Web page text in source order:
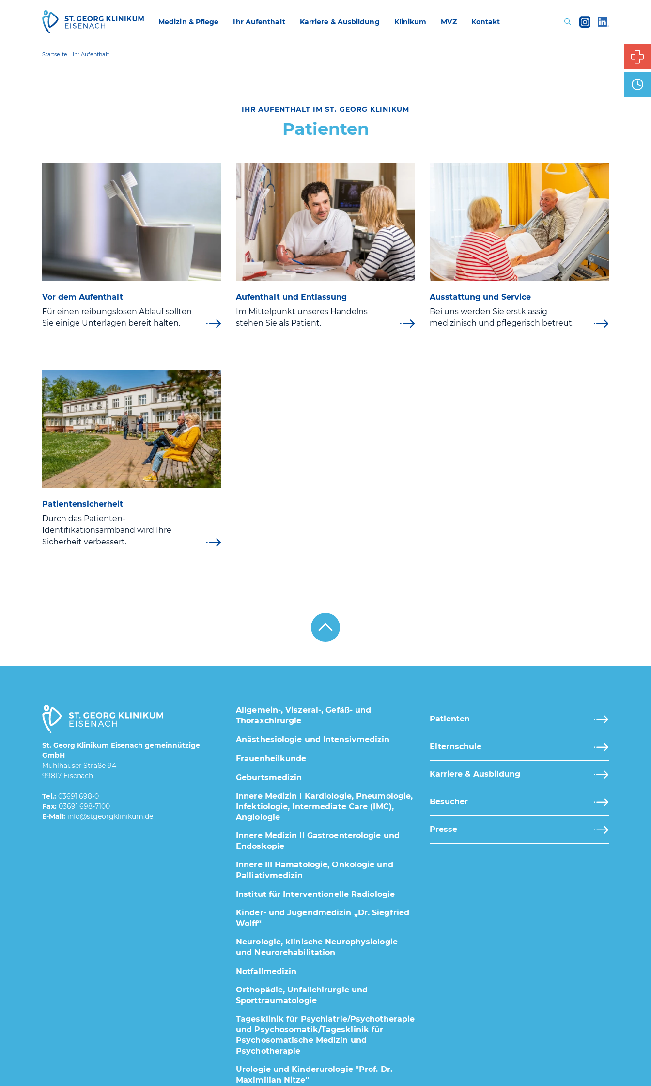
Medizin & Pflege Ihr Aufenthalt Karriere & Ausbildung Klinikum MVZ Kontakt
Startseite Ihr Aufenthalt
IHR AUFENTHALT IM ST. GEORG KLINIKUM
Patienten
Vor dem Aufenthalt
Für einen reibungslosen Ablauf sollten
Sie einige Unterlagen bereit halten.
Aufenthalt und Entlassung
Im Mittelpunkt unseres Handelns
stehen Sie als Patient.
Ausstattung und Service
Bei uns werden Sie erstklassig
medizinisch und pflegerisch betreut.
Patientensicherheit
Durch das Patienten-
Identifikationsarmband wird Ihre
Sicherheit verbessert.
St. Georg Klinikum Eisenach gemeinnützige
GmbH
Mühlhäuser Straße 94
99817 Eisenach
Tel.:03691 698-0
Fax:03691 698-7100
E-Mail:
Allgemein-, Viszeral-, Gefäß- und
Thoraxchirurgie
Anästhesiologie und Intensivmedizin
Frauenheilkunde
Geburtsmedizin
Innere Medizin I Kardiologie, Pneumologie,
Infektiologie, Intermediate Care (IMC),
Angiologie
Innere Medizin II Gastroenterologie und
Endoskopie
Innere III Hämatologie, Onkologie und
Palliativmedizin
Institut für Interventionelle Radiologie
Kinder- und Jugendmedizin „Dr. Siegfried
Wolff“
Neurologie, klinische Neurophysiologie
und Neurorehabilitation
Notfallmedizin
Orthopädie, Unfallchirurgie und
Sporttraumatologie
Tagesklinik für Psychiatrie/Psychotherapie
und Psychosomatik/Tagesklinik für
Psychosomatische Medizin und
Psychotherapie
Urologie und Kinderurologie "Prof. Dr.
Maximilian Nitze"
Patienten
Elternschule
Karriere & Ausbildung
Besucher
Presse